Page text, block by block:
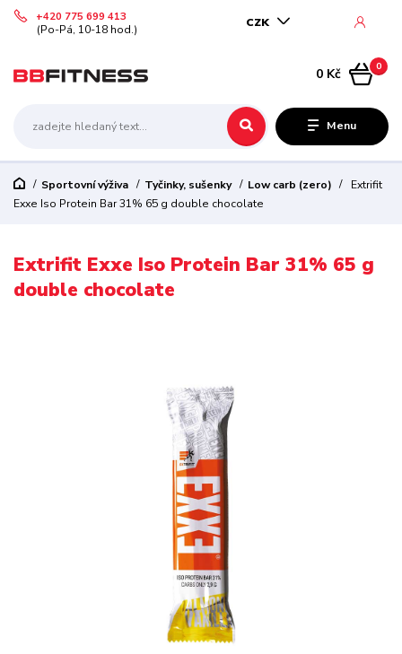
Menu
CZK
+420 775 699 413
(Po-Pá, 10-18 hod.)
0
0 Kč
Sportovní výživa Tyčinky, sušenky Low carb (zero)
Extrifit
Exxe Iso Protein Bar 31% 65 g double chocolate
Extrifit Exxe Iso Protein Bar 31% 65 g
double chocolate